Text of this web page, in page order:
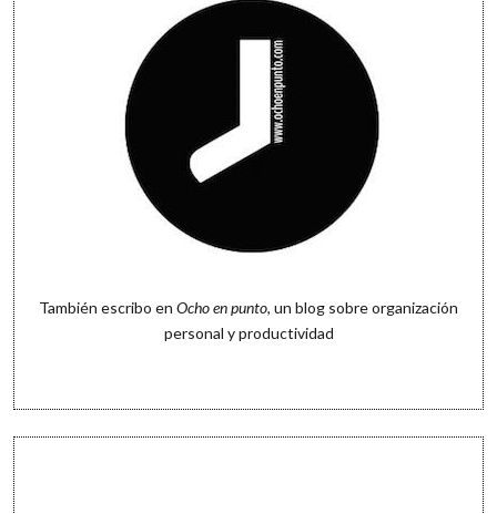
También escribo en Ocho en punto, un blog sobre organización
personal y productividad